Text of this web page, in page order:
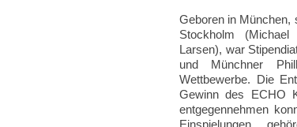
Geboren in München,
Stockholm
Larsen), war
und Münchner
Wettbewerbe. Die
Gewinn des ECHO
entgegennehmen
Einspielungen